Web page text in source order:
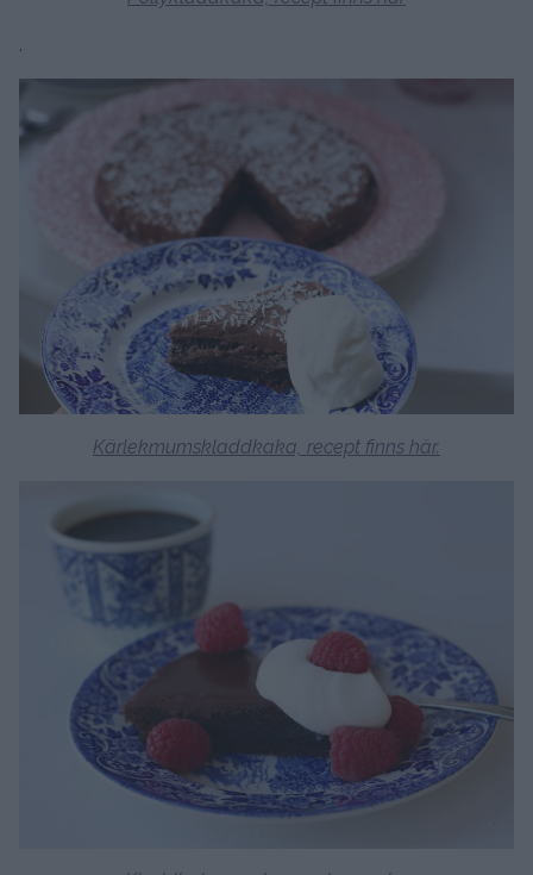
.
Kärlekmumskladdkaka, recept finns här.